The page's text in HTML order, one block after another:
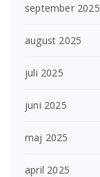
september 2025
august 2025
juli 2025
juni 2025
maj 2025
april 2025